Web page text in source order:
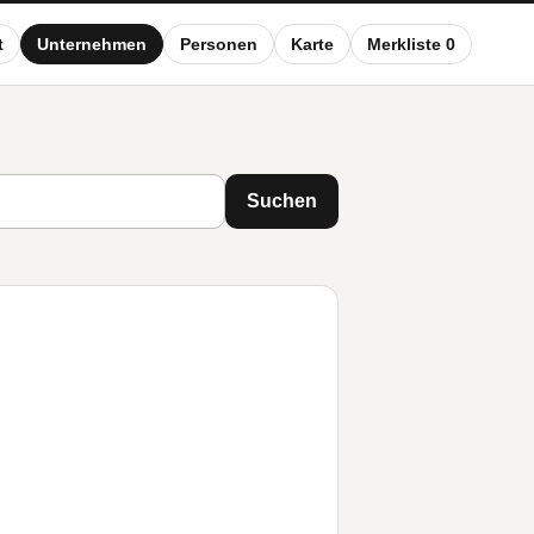
Unternehmen Personen Karte Merkliste 0
Suchen